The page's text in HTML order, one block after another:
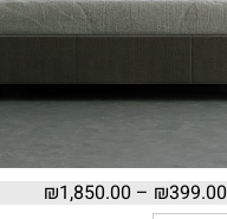
₪399.00
–
₪1,850.00